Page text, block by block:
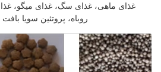
غذای ماهی، غذای سگ، غذای میگو،
روباه، پروتئین سویا